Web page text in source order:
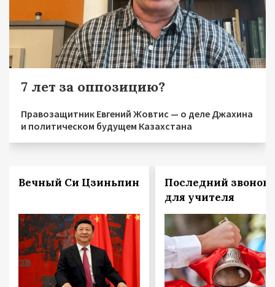
7 лет за оппозицию?
Правозащитник Евгений Жовтис — о деле Джахина
и политическом будущем Казахстана
Вечный Си Цзиньпин
Последний звонок
для учителя